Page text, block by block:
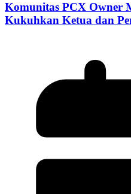
Komunitas PCX Owner
Kukuhkan Ketua dan